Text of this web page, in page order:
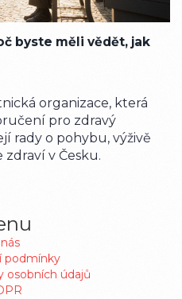
byste měli vědět, jak
organizace, která
pro zdravý
rady o pohybu, výživě
v Česku.
podmínky
osobních údajů